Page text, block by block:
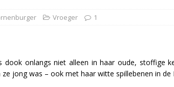
Vroeger 1
dook onlangs niet alleen in haar oude, stoffige
jong was – ook met haar witte spillebenen in de